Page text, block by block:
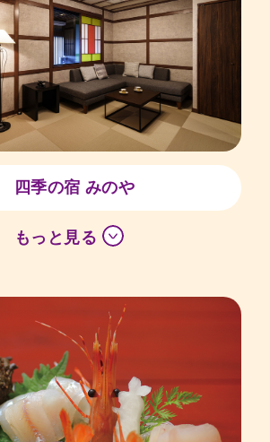
四季の宿 みのや
もっと見る